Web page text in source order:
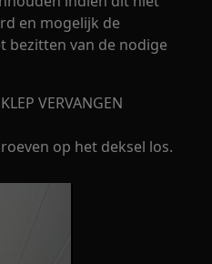
en mogelijk de
bezitten van de nodige
VERVANGEN
op het deksel los.